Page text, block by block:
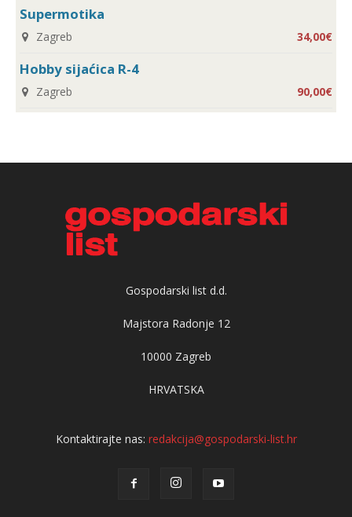
Supermotika
Zagreb 34,00€
Hobby sijaćica R-4
Zagreb 90,00€
Gospodarski list d.d.
Majstora Radonje 12
10000 Zagreb
HRVATSKA
Kontaktirajte nas: redakcija@gospodarski-list.hr